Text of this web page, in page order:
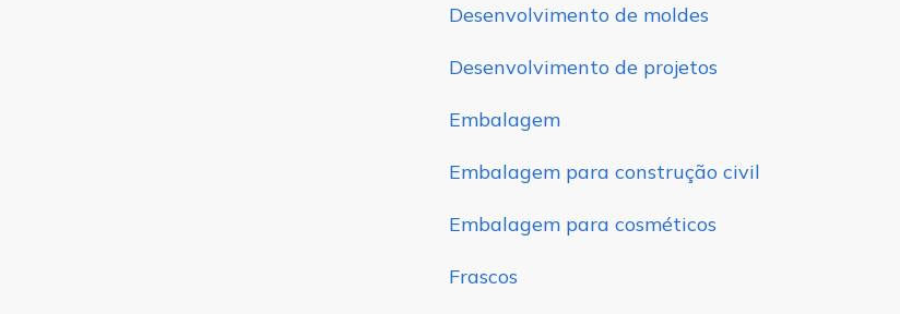
Desenvolvimento de moldes
Desenvolvimento de projetos
Embalagem
Embalagem para construção civil
Embalagem para cosméticos
Frascos